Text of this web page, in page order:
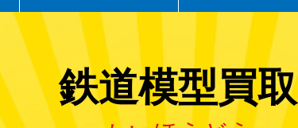
鉄道模型買取